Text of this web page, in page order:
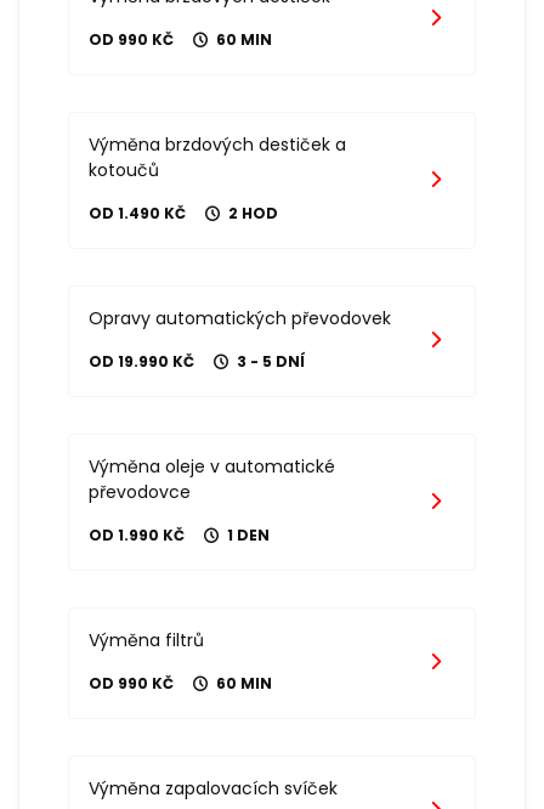
OD 990 KČ 60 MIN
Výměna brzdových destiček a
kotoučů
OD 1.490 KČ 2 HOD
Opravy automatických převodovek
OD 19.990 KČ 3 - 5 DNÍ
Výměna oleje v automatické
převodovce
OD 1.990 KČ 1 DEN
Výměna filtrů
OD 990 KČ 60 MIN
Výměna zapalovacích svíček